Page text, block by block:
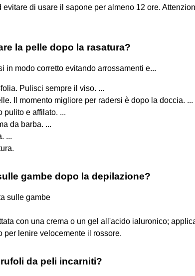
evitare di usare il sapone per almeno 12 ore.
la pelle dopo la rasatura?
in modo corretto evitando arrossamenti e...
Pulisci sempre il viso. ...
Il momento migliore per radersi è dopo la doccia. ...
pulito e affilato. ...
da barba. ...
...
gambe dopo la depilazione?
sulle gambe
con una crema o un gel all'acido ialuronico;
per lenire velocemente il rossore.
da peli incarniti?